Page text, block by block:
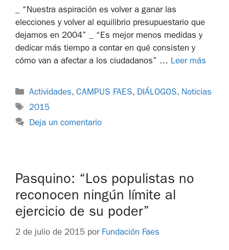
_ “Nuestra aspiración es volver a ganar las
elecciones y volver al equilibrio presupuestario que
dejamos en 2004” _ “Es mejor menos medidas y
dedicar más tiempo a contar en qué consisten y
cómo van a afectar a los ciudadanos” … Leer más
Actividades,CAMPUS FAES, DIÁLOGOS, Noticias
2015
Deja un comentario
Pasquino: “Los populistas no
reconocen ningún límite al
ejercicio de su poder”
2 de julio de 2015 por Fundación Faes